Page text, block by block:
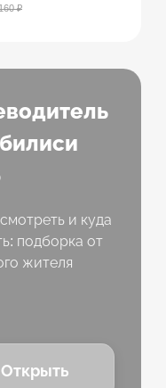
₽
и куда
подборка от
жителя
Открыть